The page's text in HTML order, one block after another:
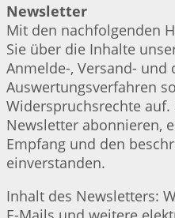
Newsletter
Mit den nachfolgenden
Sie über die Inhalte
Anmelde-, Versand- und
Auswertungsverfahren
Widerspruchsrechte auf.
Newsletter abonnieren,
Empfang und den
einverstanden.
Inhalt des Newsletters: